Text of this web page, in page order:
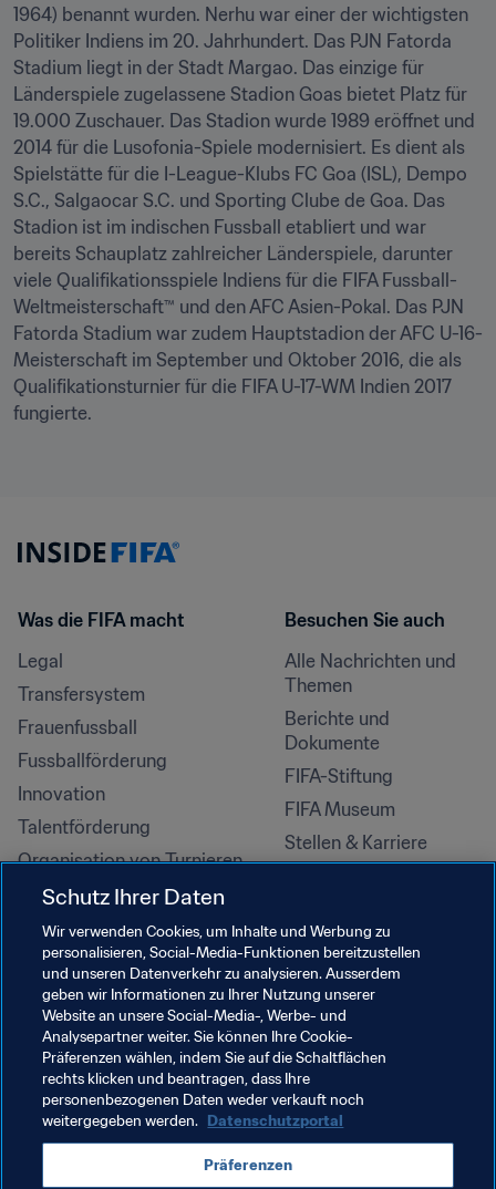
1964) benannt wurden. Nerhu war einer der wichtigsten
Politiker Indiens im 20. Jahrhundert. Das PJN Fatorda
Stadium liegt in der Stadt Margao. Das einzige für
Länderspiele zugelassene Stadion Goas bietet Platz für
19.000 Zuschauer. Das Stadion wurde 1989 eröffnet und
2014 für die Lusofonia-Spiele modernisiert. Es dient als
Spielstätte für die I-League-Klubs FC Goa (ISL), Dempo
S.C., Salgaocar S.C. und Sporting Clube de Goa. Das
Stadion ist im indischen Fussball etabliert und war
bereits Schauplatz zahlreicher Länderspiele, darunter
viele Qualifikationsspiele Indiens für die FIFA Fussball-
Weltmeisterschaft™ und den AFC Asien-Pokal. Das PJN
Fatorda Stadium war zudem Hauptstadion der AFC U-16-
Meisterschaft im September und Oktober 2016, die als
Qualifikationsturnier für die FIFA U-17-WM Indien 2017
fungierte.
Was die FIFA macht
Legal
Transfersystem
Frauenfussball
Fussballförderung
Innovation
Talentförderung
Organisation von Turnieren
Nachhaltigkeit
Menschenrechte und
Antidiskriminierung
Gesundheit und Medizin
Bildungsinitiativen
Besuchen Sie auch
Alle Nachrichten und
Themen
Berichte und
Dokumente
FIFA-Stiftung
FIFA Museum
Stellen & Karriere
Schutz Ihrer Daten
Wir verwenden Cookies, um Inhalte und Werbung zu
personalisieren, Social-Media-Funktionen bereitzustellen
und unseren Datenverkehr zu analysieren. Ausserdem
geben wir Informationen zu Ihrer Nutzung unserer
Website an unsere Social-Media-, Werbe- und
Analysepartner weiter. Sie können Ihre Cookie-
Präferenzen wählen, indem Sie auf die Schaltflächen
rechts klicken und beantragen, dass Ihre
personenbezogenen Daten weder verkauft noch
weitergegeben werden. Datenschutzportal
Präferenzen